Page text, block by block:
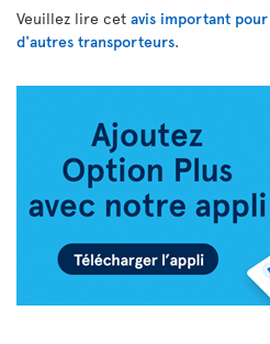
Veuillez lire cet avis important
d'autres transporteurs.